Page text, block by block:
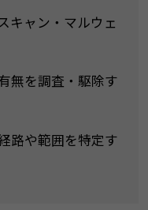
キャン・マルウェ
無を調査・駆除す
路や範囲を特定す